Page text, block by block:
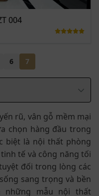
004
6 7
rũ, vân gỗ mềm mại
chọn hàng đầu trong
biệt là nội thất phòng
tế và công năng tối
đối trong lòng các
sang trọng và bền
những mẫu nội thất